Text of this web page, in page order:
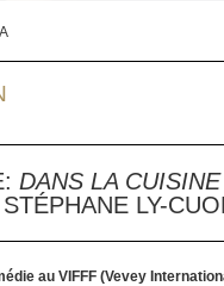
DANS LA
LY-
au VIFFF (Vevey